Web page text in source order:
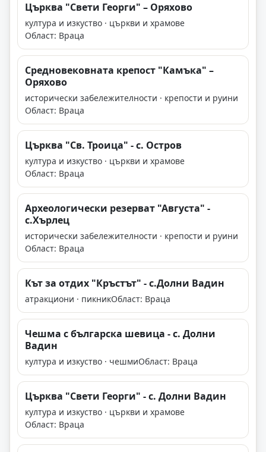
Църква "Свети Георги" – Оряхово
култура и изкуство · църкви и храмове
Област: Враца
Средновековната крепост "Камъка" –
Оряхово
исторически забележителности · крепости и руини
Област: Враца
Църква "Св. Троица" - с. Остров
култура и изкуство · църкви и храмове
Област: Враца
Археологически резерват "Августа" -
с.Хърлец
исторически забележителности · крепости и руини
Област: Враца
Кът за отдих "Кръстът" - с.Долни Вадин
атракциони · пикникОбласт: Враца
Чешма с българска шевица - с. Долни
Вадин
култура и изкуство · чешмиОбласт: Враца
Църква "Свети Георги" - с. Долни Вадин
култура и изкуство · църкви и храмове
Област: Враца